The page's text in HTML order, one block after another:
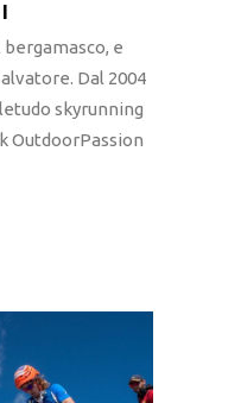
e
Dal 2004
skyrunning
OutdoorPassion